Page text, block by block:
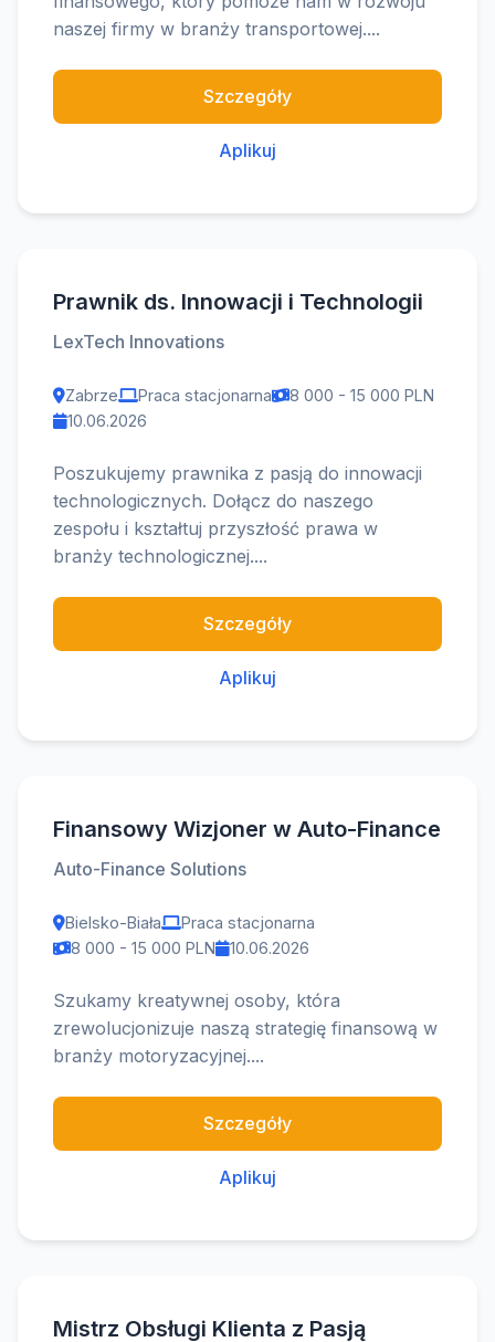
naszej firmy w branży transportowej....
Szczegóły
Aplikuj
Prawnik ds. Innowacji i Technologii
LexTech Innovations
Zabrze Praca stacjonarna
8 000 - 15 000 PLN
10.06.2026
Poszukujemy prawnika z pasją do innowacji
technologicznych. Dołącz do naszego
zespołu i kształtuj przyszłość prawa w
branży technologicznej....
Szczegóły
Aplikuj
Finansowy Wizjoner w Auto-Finance
Auto-Finance Solutions
Bielsko-Biała
Praca stacjonarna
8 000 - 15 000 PLN
10.06.2026
Szukamy kreatywnej osoby, która
zrewolucjonizuje naszą strategię finansową w
branży motoryzacyjnej....
Szczegóły
Aplikuj
Mistrz Obsługi Klienta z Pasją